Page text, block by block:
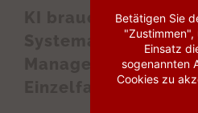
Management statt
Einzelfall-Lösungen
Betätigen Sie
"Zustimmen",
Einsatz
sogenannten
Cookies zu